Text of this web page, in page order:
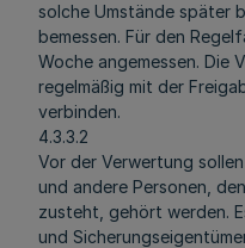
solche Umstände später
bemessen. Für den
Woche angemessen. Die
regelmäßig mit der
verbinden.
4.3.3.2
Vor der Verwertung
und andere Personen,
zusteht, gehört werden.
und